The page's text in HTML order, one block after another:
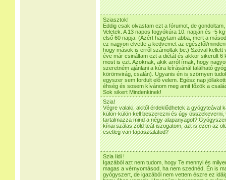
Sziasztok!
Eddig csak olvastam ezt a fórumot, de
Veletek. A 13 napos fogyókúra 10. napján és -5
első 60 napja. (Azért hagytam abba, mert a
ez nagyon elvette a kedvemet az egésztől/
hogy mások is erről számoltak be.) Szóval kellett
éve már csináltam ezt a diétát és akkor sikerült 6
most is ezt. Azoknak, akik arról írnak, hogy
szeretném ajánlani a kúra leírásánál található
körömvirág, csalán). Ugyanis én is szörnyen
egyszer sem fordult elő velem. Egész nap
éhség és sosem kívánom meg amit főzök a
Sok sikert Mindenkinek!
Szia!
Végre valaki, akitől érdeklődhetek a gyógyteával
külön-külön kell beszerezni és úgy összekeverni,
tartalmazza mind a négy alapanyagot?
kínai szálas zöld teát iszogatom, azt is ezen az
esetleg van tapasztalatod?
Szia Ildi !
Igazából azt nem tudom, hogy Te mennyi és
magas a vérnyomásod, ha nem szednéd, Én is
gyógyszert, de igazából nem vettem észre ez